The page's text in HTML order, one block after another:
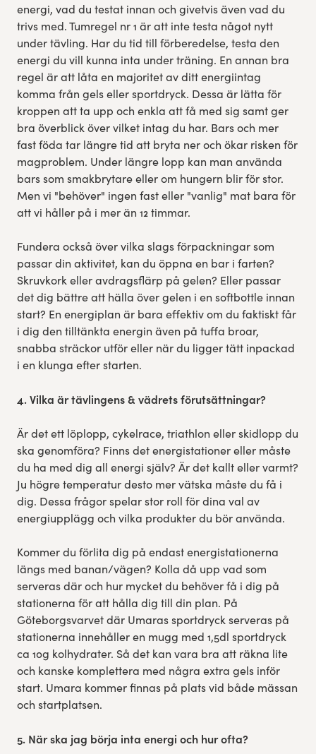
energi, vad du testat innan och givetvis även vad du
trivs med. Tumregel nr 1 är att inte testa något nytt
under tävling. Har du tid till förberedelse, testa den
energi du vill kunna inta under träning. En annan bra
regel är att låta en majoritet av ditt energiintag
komma från gels eller sportdryck. Dessa är lätta för
kroppen att ta upp och enkla att få med sig samt ger
bra överblick över vilket intag du har. Bars och mer
fast föda tar längre tid att bryta ner och ökar risken för
magproblem. Under längre lopp kan man använda
bars som smakbrytare eller om hungern blir för stor.
Men vi "behöver" ingen fast eller "vanlig" mat bara för
att vi håller på i mer än 12 timmar.
Fundera också över vilka slags förpackningar som
passar din aktivitet, kan du öppna en bar i farten?
Skruvkork eller avdragsflärp på gelen? Eller passar
det dig bättre att hälla över gelen i en softbottle innan
start? En energiplan är bara effektiv om du faktiskt får
i dig den tilltänkta energin även på tuffa broar,
snabba sträckor utför eller när du ligger tätt inpackad
i en klunga efter starten.
4. Vilka är tävlingens & vädrets förutsättningar?
Är det ett löplopp, cykelrace, triathlon eller skidlopp du
ska genomföra? Finns det energistationer eller måste
du ha med dig all energi själv? Är det kallt eller varmt?
Ju högre temperatur desto mer vätska måste du få i
dig. Dessa frågor spelar stor roll för dina val av
energiupplägg och vilka produkter du bör använda.
Kommer du förlita dig på endast energistationerna
längs med banan/vägen? Kolla då upp vad som
serveras där och hur mycket du behöver få i dig på
stationerna för att hålla dig till din plan. På
Göteborgsvarvet där Umaras sportdryck serveras på
stationerna innehåller en mugg med 1,5dl sportdryck
ca 10g kolhydrater. Så det kan vara bra att räkna lite
och kanske komplettera med några extra gels inför
start. Umara kommer finnas på plats vid både mässan
och startplatsen.
5. När ska jag börja inta energi och hur ofta?